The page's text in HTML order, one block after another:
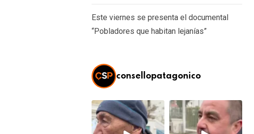
Este viernes se presenta el documental
“Pobladores que habitan lejanías”
consellopatagonico